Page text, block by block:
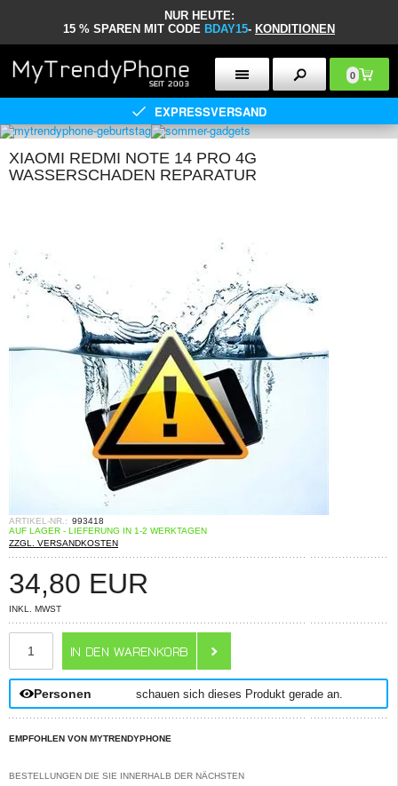
NUR HEUTE:
15 % SPAREN MIT CODE BDAY15- KONDITIONEN
0
EXPRESSVERSAND
XIAOMI REDMI NOTE 14 PRO 4G
WASSERSCHADEN REPARATUR
ARTIKEL-NR.: 993418
AUF LAGER - LIEFERUNG IN 1-2 WERKTAGEN
ZZGL. VERSANDKOSTEN
34,80 EUR
INKL. MWST
Personen schauen sich dieses Produkt gerade an.
EMPFOHLEN VON MYTRENDYPHONE
BESTELLUNGEN DIE SIE INNERHALB DER NÄCHSTEN